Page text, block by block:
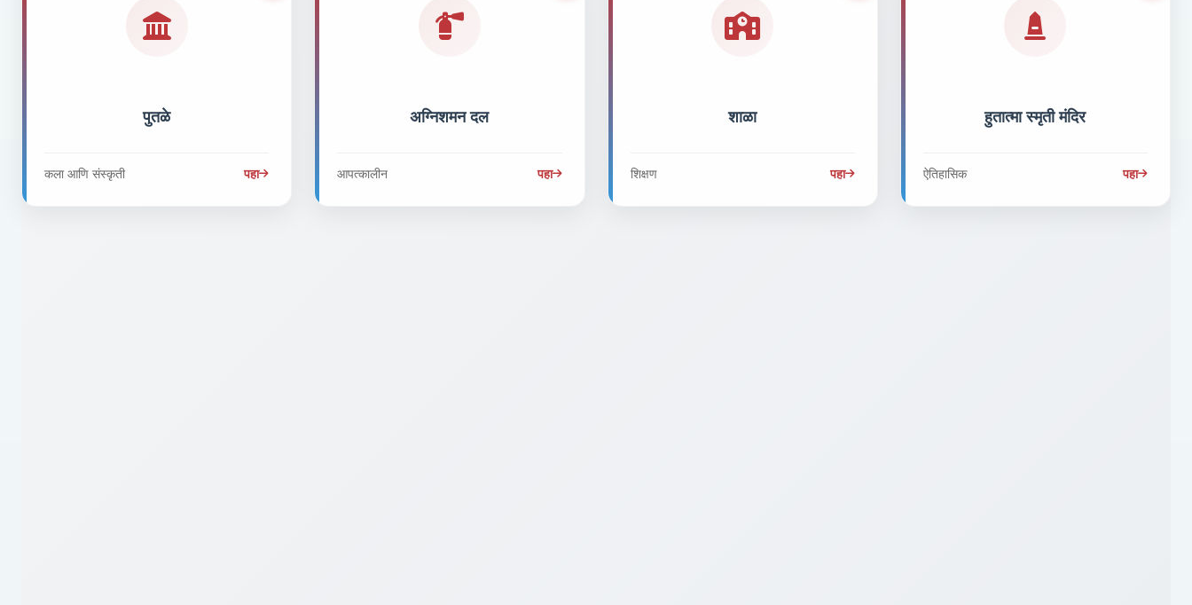
पुतळे
कला आणि संस्कृती पहा
अग्निशमन दल
आपत्कालीन पहा
शाळा
शिक्षण पहा
हुतात्मा स्मृती मंदिर
ऐतिहासिक पहा